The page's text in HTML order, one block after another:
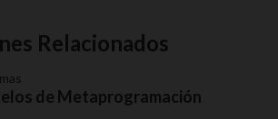
Relacionados
de Metaprogramación